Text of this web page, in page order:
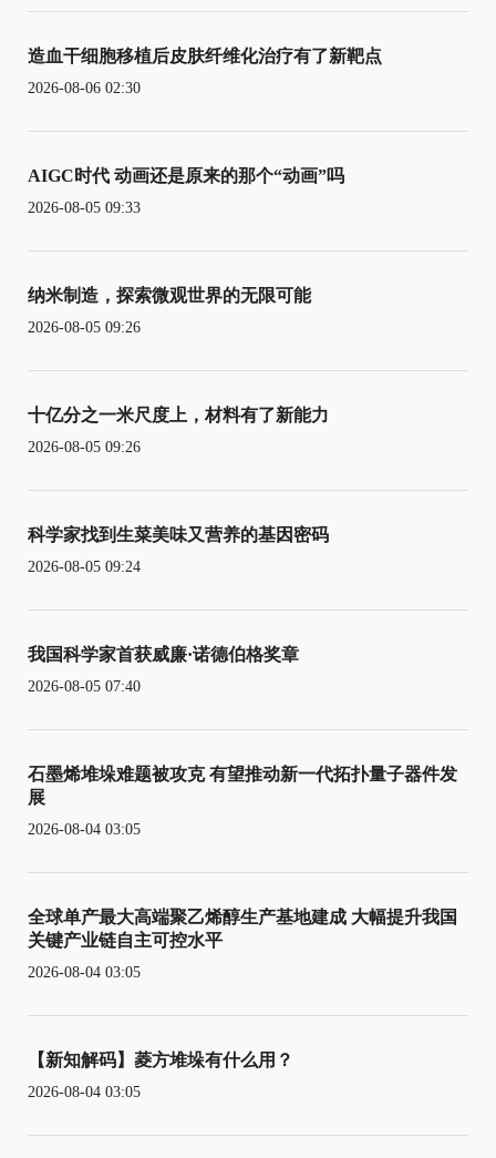
造血干细胞移植后皮肤纤维化治疗有了新靶点
2026-08-06 02:30
AIGC时代 动画还是原来的那个“动画”吗
2026-08-05 09:33
纳米制造，探索微观世界的无限可能
2026-08-05 09:26
十亿分之一米尺度上，材料有了新能力
2026-08-05 09:26
科学家找到生菜美味又营养的基因密码
2026-08-05 09:24
我国科学家首获威廉·诺德伯格奖章
2026-08-05 07:40
石墨烯堆垛难题被攻克 有望推动新一代拓扑量子器件发
展
2026-08-04 03:05
全球单产最大高端聚乙烯醇生产基地建成 大幅提升我国
关键产业链自主可控水平
2026-08-04 03:05
【新知解码】菱方堆垛有什么用？
2026-08-04 03:05